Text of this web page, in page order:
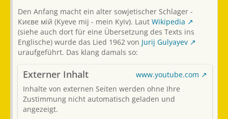
Den Anfang macht ein alter sowjetischer Schlager -
Києве мій (Kyeve mij - mein Kyiv). Laut Wikipedia
(siehe auch dort für eine Übersetzung des Texts ins
Englische) wurde das Lied 1962 von Jurij Gulyayev
uraufgeführt. Das klang damals so:
Externer Inhalt
www.youtube.com
Inhalte von externen Seiten werden ohne Ihre
Zustimmung nicht automatisch geladen und
angezeigt.